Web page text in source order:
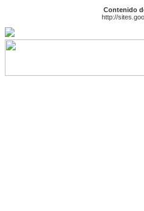
Contenido
http://